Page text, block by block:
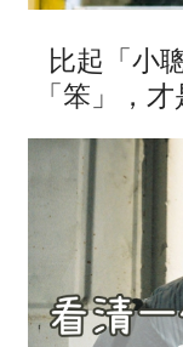
比起「小
「笨」，